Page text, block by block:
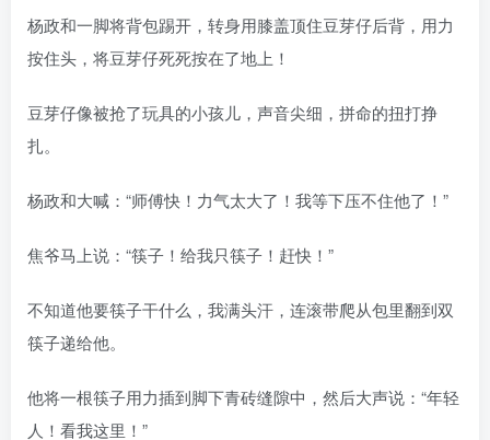
杨政和一脚将背包踢开，转身用膝盖顶住豆芽仔后背，用力
按住头，将豆芽仔死死按在了地上！
豆芽仔像被抢了玩具的小孩儿，声音尖细，拼命的扭打挣
扎。
杨政和大喊：“师傅快！力气太大了！我等下压不住他了！”
焦爷马上说：“筷子！给我只筷子！赶快！”
不知道他要筷子干什么，我满头汗，连滚带爬从包里翻到双
筷子递给他。
他将一根筷子用力插到脚下青砖缝隙中，然后大声说：“年轻
人！看我这里！”